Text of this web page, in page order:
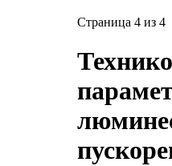
Страница 4 из 4